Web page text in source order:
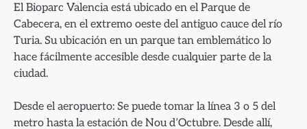
El Bioparc Valencia está ubicado en el Parque de
Cabecera, en el extremo oeste del antiguo cauce del río
Turia. Su ubicación en un parque tan emblemático lo
hace fácilmente accesible desde cualquier parte de la
ciudad.
Desde el aeropuerto: Se puede tomar la línea 3 o 5 del
metro hasta la estación de Nou d’Octubre. Desde allí,